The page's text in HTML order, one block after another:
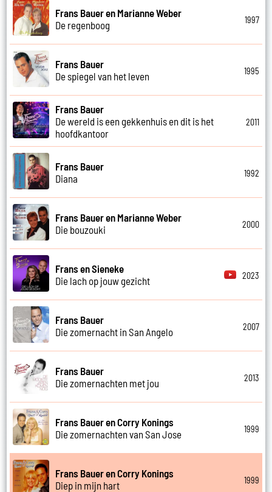
Frans Bauer en Marianne Weber
De regenboog
1997
Frans Bauer
De spiegel van het leven
1995
Frans Bauer
De wereld is een gekkenhuis en dit is het
hoofdkantoor
2011
Frans Bauer
Diana
1992
Frans Bauer en Marianne Weber
Die bouzouki
2000
Frans en Sieneke
Die lach op jouw gezicht
2023
Frans Bauer
Die zomernacht in San Angelo
2007
Frans Bauer
Die zomernachten met jou
2013
Frans Bauer en Corry Konings
Die zomernachten van San Jose
1999
Frans Bauer en Corry Konings
Diep in mijn hart
1999